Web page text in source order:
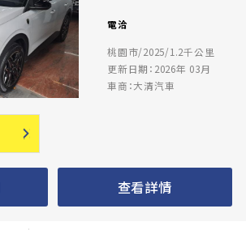
電洽
桃園市/2025/1.2千公里
更新日期：2026年 03月
車商：大清汽車
查看詳情